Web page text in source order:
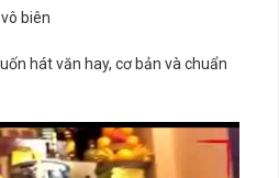
biên
hát văn hay, cơ bản và chuẩn